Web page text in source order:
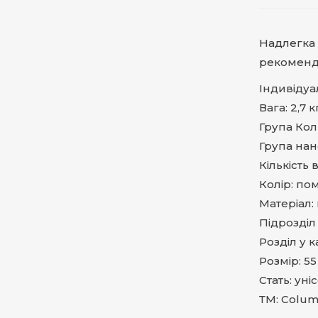
Надлегка
Вага: 2,7
Група
Група
Кількість
Колір:
Підрозділ
Розділ у
Розмір:
Стать:
ТМ: